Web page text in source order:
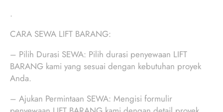
.
CARA SEWA LIFT BARANG:
– Pilih Durasi SEWA: Pilih durasi penyewaan LIFT
BARANG kami yang sesuai dengan kebutuhan proyek
Anda.
– Ajukan Permintaan SEWA: Mengisi formulir